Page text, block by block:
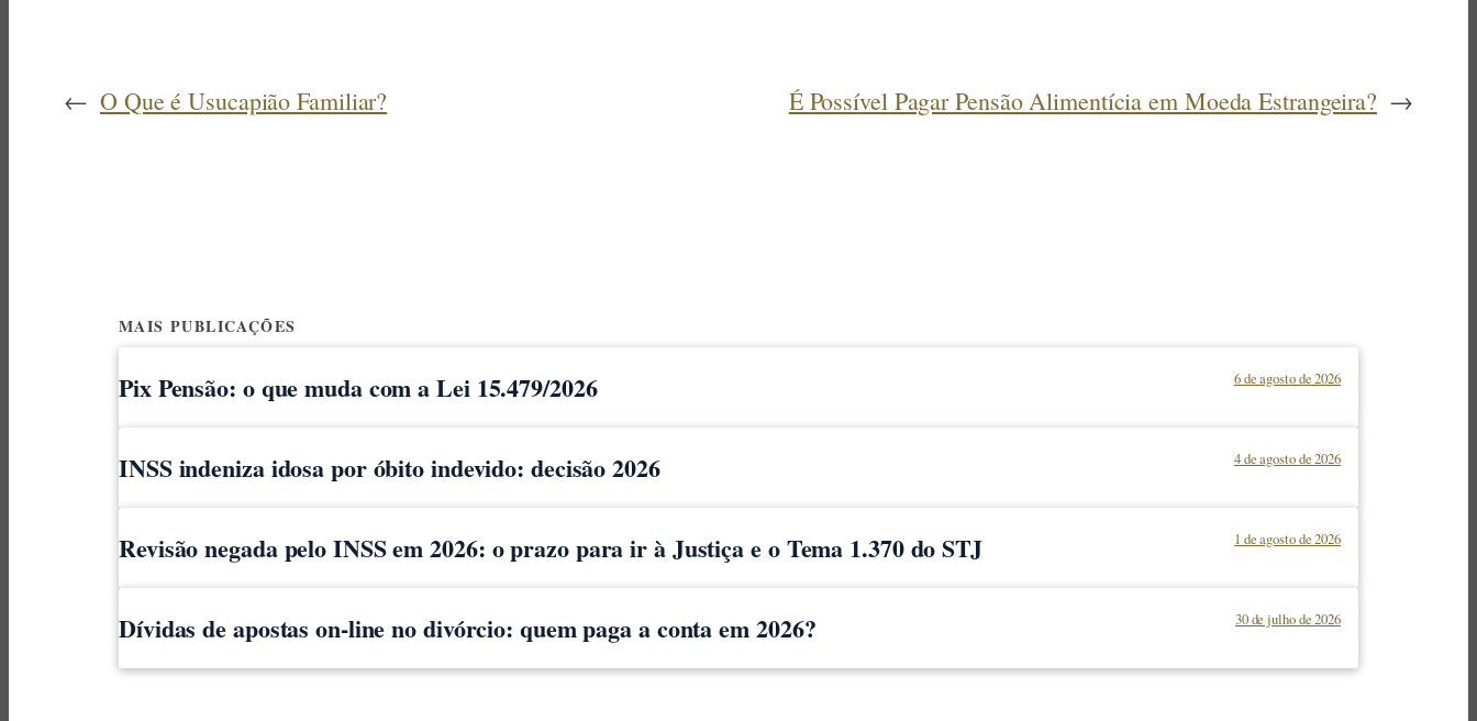
← O Que é Usucapião Familiar? É Possível Pagar Pensão Alimentícia em Moeda Estrangeira? →
MAIS PUBLICAÇÕES
Pix Pensão: o que muda com a Lei 15.479/2026 6 de agosto de 2026
INSS indeniza idosa por óbito indevido: decisão 2026 4 de agosto de 2026
Revisão negada pelo INSS em 2026: o prazo para ir à Justiça e o Tema 1.370 do STJ 1 de agosto de 2026
Dívidas de apostas on-line no divórcio: quem paga a conta em 2026? 30 de julho de 2026